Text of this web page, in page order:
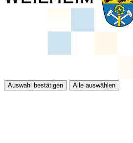
Auswahl bestätigen Alle auswählen